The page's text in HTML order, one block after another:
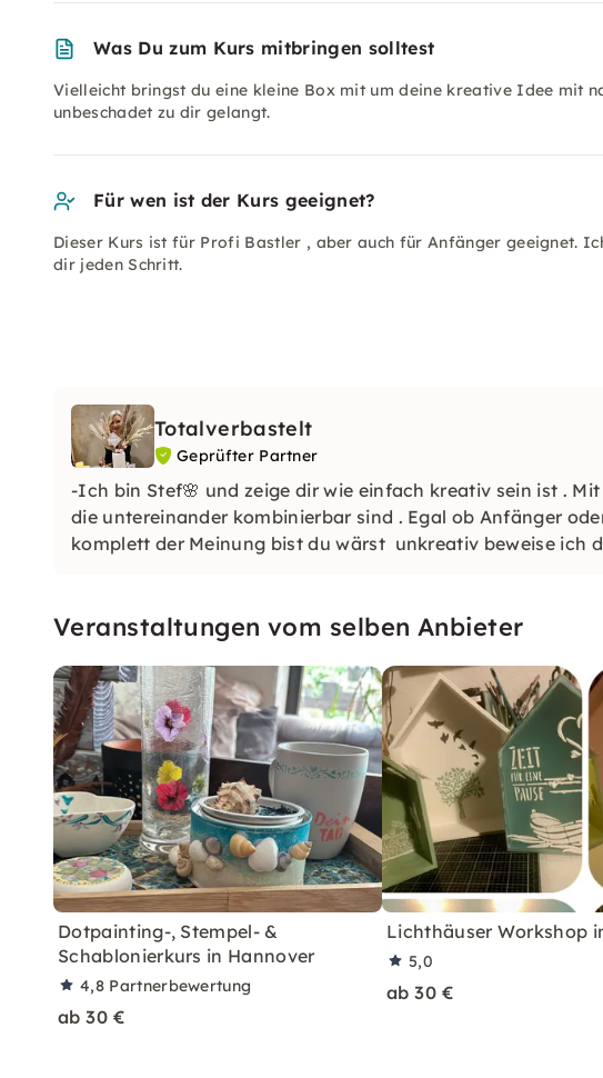
Was Du zum Kurs mitbringen solltest
Vielleicht bringst du eine kleine Box mit um deine kreative Idee mit
unbeschadet zu dir gelangt.
Für wen ist der Kurs geeignet?
Dieser Kurs ist für Profi Bastler , aber auch für Anfänger geeignet.
dir jeden Schritt.
Totalverbastelt
Geprüfter Partner
-Ich bin Stef🌸 und zeige dir wie einfach kreativ sein ist .
die untereinander kombinierbar sind . Egal ob Anfänger
komplett der Meinung bist du wärst unkreativ beweise ich
Veranstaltungen vom selben Anbieter
Dotpainting-, Stempel- &
Schablonierkurs in Hannover
4,8 Partnerbewertung
ab 30 €
Lichthäuser Workshop
5,0
ab 30 €